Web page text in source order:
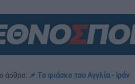
άρθρο: 📌 Το φιάσκο του Αγγλία - Ιράν